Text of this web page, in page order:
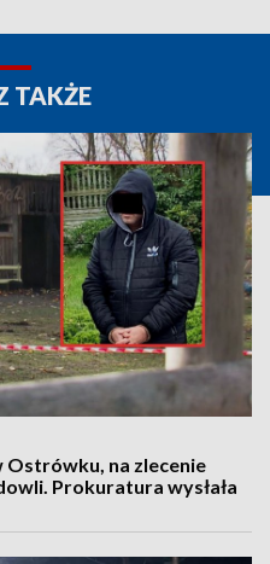
TAKŻE
Ostrówku, na zlecenie
Prokuratura wysłała